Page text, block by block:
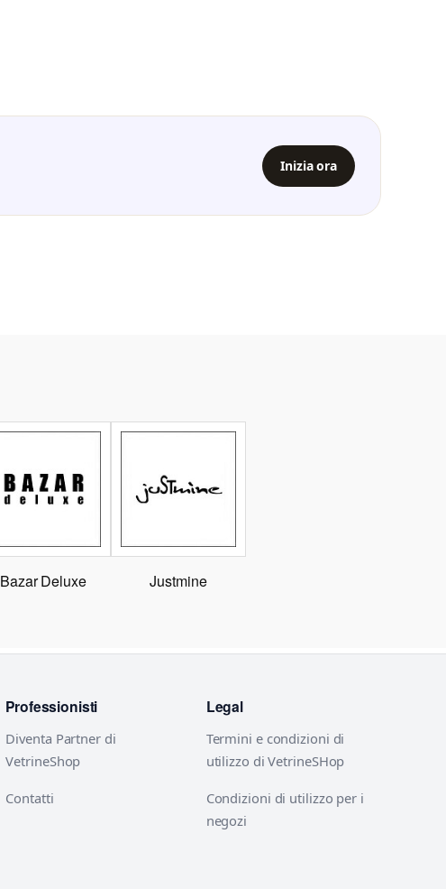
Inizia ora
Bazar Deluxe Justmine
Professionisti
Diventa Partner di
VetrineShop
Contatti
Legal
Termini e condizioni di
utilizzo di VetrineSHop
Condizioni di utilizzo per i
negozi